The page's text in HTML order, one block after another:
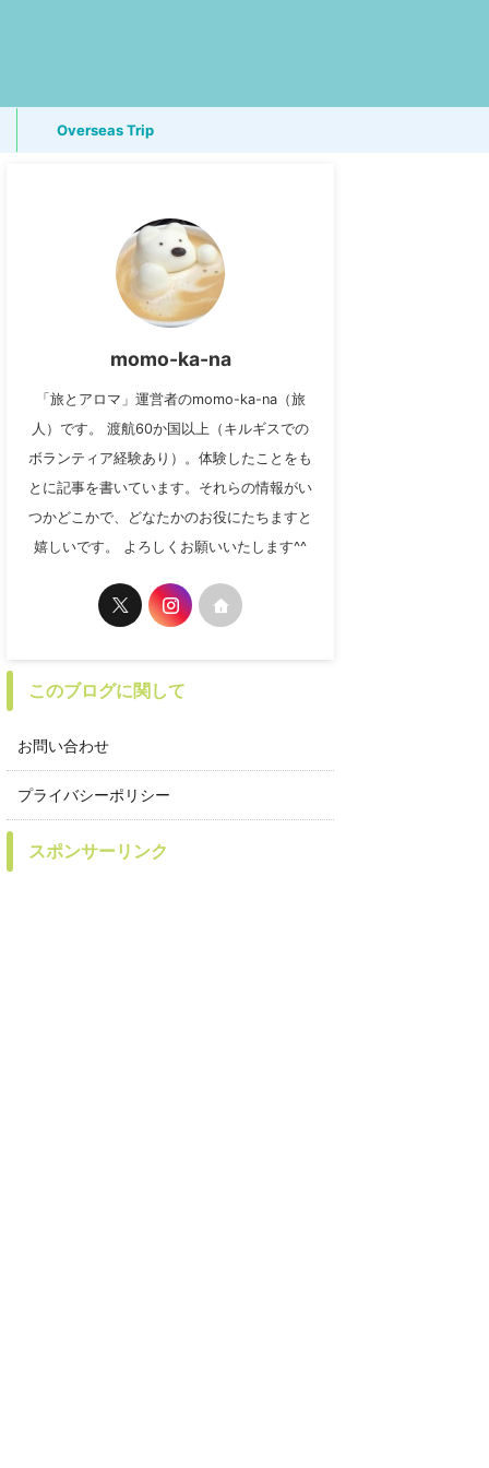
Overseas Trip
momo-ka-na
「旅とアロマ」運営者のmomo-ka-na（旅
人）です。 渡航60か国以上（キルギスでの
ボランティア経験あり）。体験したことをも
とに記事を書いています。それらの情報がい
つかどこかで、どなたかのお役にたちますと
嬉しいです。 よろしくお願いいたします^^
このブログに関して
お問い合わせ
プライバシーポリシー
スポンサーリンク